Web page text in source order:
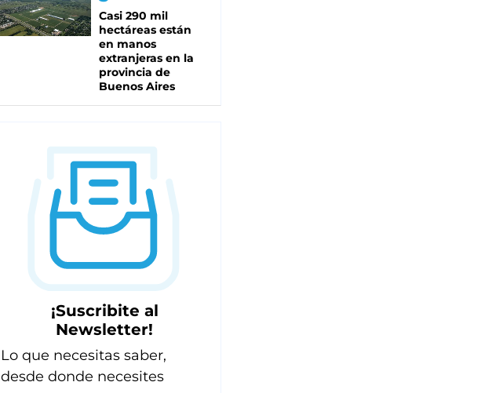
Casi 290 mil
hectáreas están
en manos
extranjeras en la
provincia de
Buenos Aires
¡Suscribite al
Newsletter!
Lo que necesitas saber,
desde donde necesites